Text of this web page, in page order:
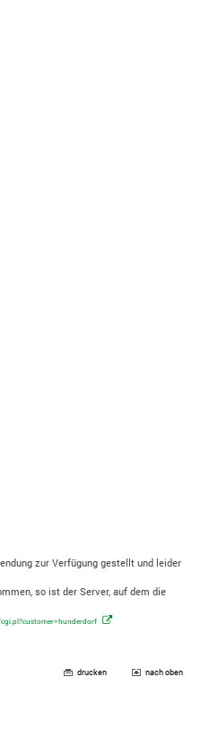
zur Verfügung gestellt und leider
so ist der Server, auf dem die
drucken nach oben